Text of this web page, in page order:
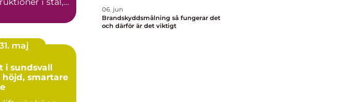
31. maj
i sundsvall
smartare
06. jun
Brandskyddsmålning så fungerar det
och därför är det viktigt